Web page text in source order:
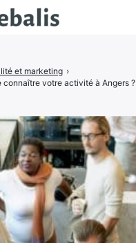
et marketing ›
connaître votre activité à Angers ?